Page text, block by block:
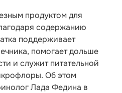
продуктом для
содержанию
поддерживает
помогает дольше
и служит питательной
Об этом
Лада Федина в